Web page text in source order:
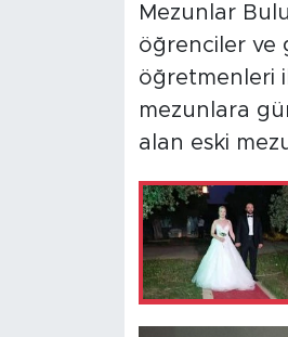
Mezunlar
öğrenciler ve
öğretmenleri
mezunlara
alan eski